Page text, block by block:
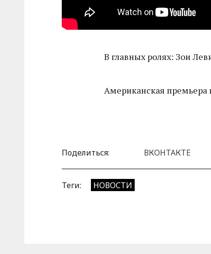
В главных ролях: Зои
Американская премьера
Поделиться: ВКОНТАКТЕ
Теги: НОВОСТИ